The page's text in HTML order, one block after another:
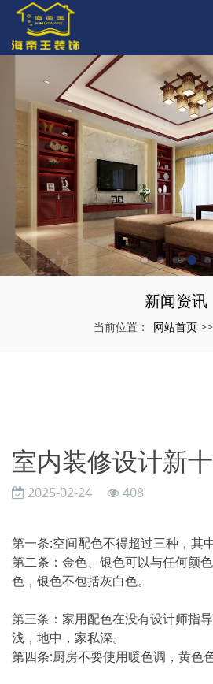
新闻资讯
当前位置： 网站首页 >>
室内装修设计新
2025-02-24 408
第一条:空间配色不得超过三种，其
第二条：金色、银色可以与任何颜
色，银色不包括灰白色。
第三条：家用配色在没有设计师指
浅，地中，家私深。
第四条:厨房不要使用暖色调，黄色